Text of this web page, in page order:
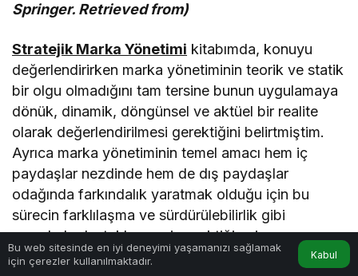
Springer. Retrieved from)
Stratejik Marka Yönetimi kitabımda, konuyu
değerlendirirken marka yönetiminin teorik ve statik
bir olgu olmadığını tam tersine bunun uygulamaya
dönük, dinamik, döngünsel ve aktüel bir realite
olarak değerlendirilmesi gerektiğini belirtmiştim.
Ayrıca marka yönetiminin temel amacı hem iç
paydaşlar nezdinde hem de dış paydaşlar
odağında farkındalık yaratmak olduğu için bu
sürecin farklılaşma ve sürdürülebilirlik gibi
unsurlarla desteklenmesi gerektiğine inanıyorum.
Bu web sitesinde en iyi deneyimi yaşamanızı sağlamak
için çerezler kullanılmaktadır.
Kabul